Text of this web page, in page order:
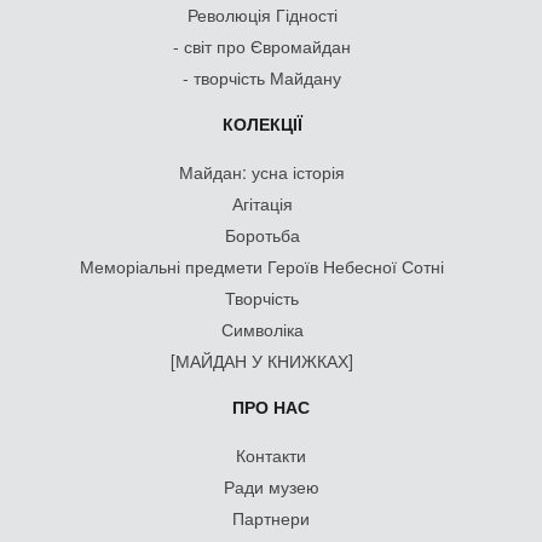
Революція Гідності
- світ про Євромайдан
- творчість Майдану
КОЛЕКЦІЇ
Майдан: усна історія
Агітація
Боротьба
Меморіальні предмети Героїв Небесної Сотні
Творчість
Символіка
[МАЙДАН У КНИЖКАХ]
ПРО НАС
Контакти
Ради музею
Партнери